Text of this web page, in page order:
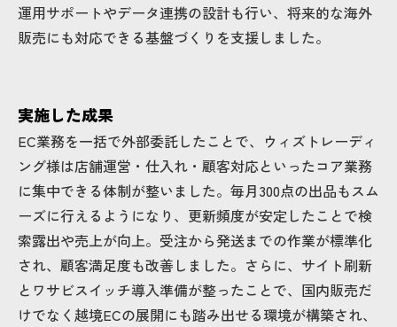
運用サポートやデータ連携の設計も行い、将来的な海外
販売にも対応できる基盤づくりを支援しました。
実施した成果
EC業務を一括で外部委託したことで、ウィズトレーディ
ング様は店舗運営・仕入れ・顧客対応といったコア業務
に集中できる体制が整いました。毎月300点の出品もスム
ーズに行えるようになり、更新頻度が安定したことで検
索露出や売上が向上。受注から発送までの作業が標準化
され、顧客満足度も改善しました。さらに、サイト刷新
とワサビスイッチ導入準備が整ったことで、国内販売だ
けでなく越境ECの展開にも踏み出せる環境が構築され、